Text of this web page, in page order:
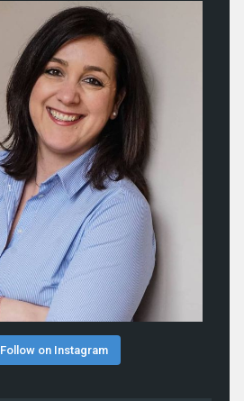
Follow on Instagram